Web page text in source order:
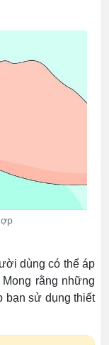
dùng có thể áp
Mong rằng những
bạn sử dụng thiết